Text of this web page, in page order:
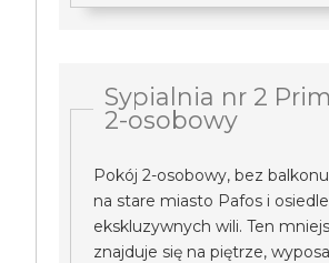
Sypialnia nr 2
2-osobowy
Pokój 2-osobowy, bez
na stare miasto Pafos i osiedle
ekskluzywnych wili. Ten
znajduje się na piętrze,